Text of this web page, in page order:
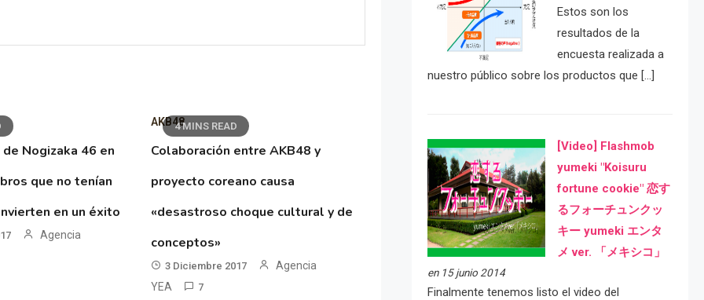
Nogizaka 46 en
que no tenían
en un éxito
Agencia
4 MINS READ
AKB48
Colaboración entre AKB48 y
proyecto coreano causa
«desastroso choque cultural y de
conceptos»
3 Diciembre 2017
Agencia
YEA
7
Estos son los
resultados de la
encuesta realizada a
nuestro público sobre los productos que […]
[Video] Flashmob
yumeki "Koisuru
fortune cookie" 恋す
るフォーチュンクッ
キー yumeki エンタ
メ ver. 「メキシコ」
en 15 junio 2014
Finalmente tenemos listo el video del